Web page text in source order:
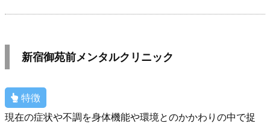
新宿御苑前メンタルクリニック
特徴
現在の症状や不調を身体機能や環境とのかかわりの中で捉